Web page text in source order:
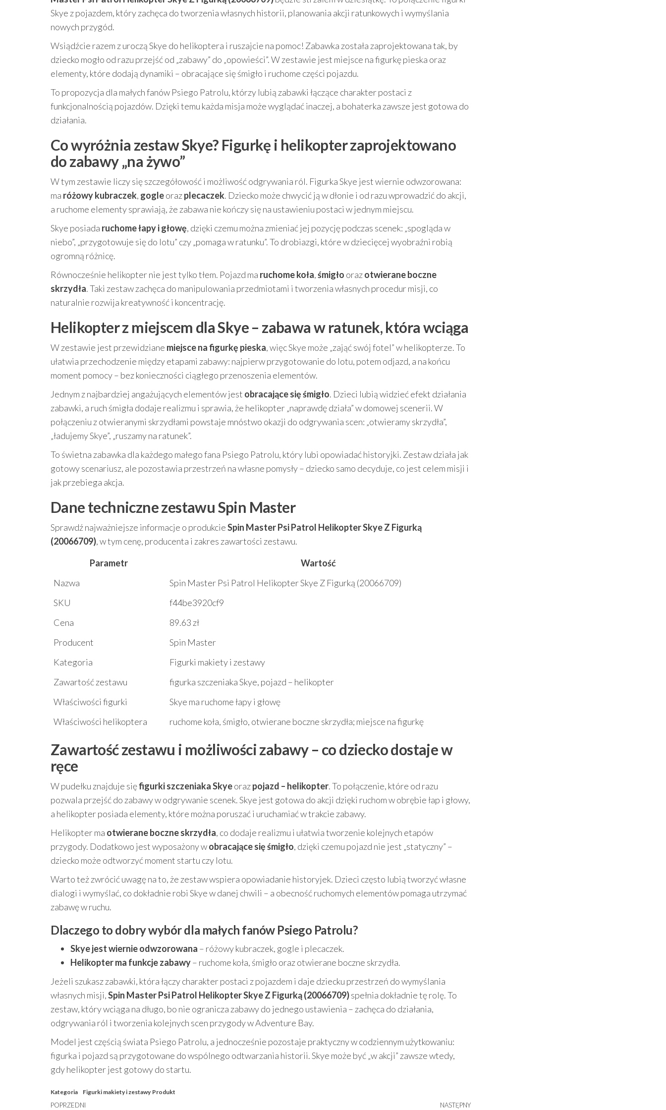
Skye z pojazdem, który zachęca do tworzenia własnych historii, planowania akcji ratunkowych i wymyślania
nowych przygód.
Wsiądźcie razem z uroczą Skye do helikoptera i ruszajcie na pomoc! Zabawka została zaprojektowana tak, by
dziecko mogło od razu przejść od „zabawy” do „opowieści”. W zestawie jest miejsce na figurkę pieska oraz
elementy, które dodają dynamiki – obracające się śmigło i ruchome części pojazdu.
To propozycja dla małych fanów Psiego Patrolu, którzy lubią zabawki łączące charakter postaci z
funkcjonalnością pojazdów. Dzięki temu każda misja może wyglądać inaczej, a bohaterka zawsze jest gotowa do
działania.
Co wyróżnia zestaw Skye? Figurkę i helikopter zaprojektowano
do zabawy „na żywo”
W tym zestawie liczy się szczegółowość i możliwość odgrywania ról. Figurka Skye jest wiernie odwzorowana:
ma różowy kubraczek, gogleorazplecaczek. Dziecko może chwycić ją w dłonie i od razu wprowadzić do akcji,
a ruchome elementy sprawiają, że zabawa nie kończy się na ustawieniu postaci w jednym miejscu.
Skye posiada ruchome łapy i głowę, dzięki czemu można zmieniać jej pozycję podczas scenek: „spogląda w
niebo”, „przygotowuje się do lotu” czy „pomaga w ratunku”. To drobiazgi, które w dziecięcej wyobraźni robią
ogromną różnicę.
Równocześnie helikopter nie jest tylko tłem. Pojazd ma ruchome koła,śmigło orazotwierane boczne
skrzydła. Taki zestaw zachęca do manipulowania przedmiotami i tworzenia własnych procedur misji, co
naturalnie rozwija kreatywność i koncentrację.
Helikopter z miejscem dla Skye – zabawa w ratunek, która wciąga
W zestawie jest przewidziane miejsce na figurkę pieska, więc Skye może „zająć swój fotel” w helikopterze. To
ułatwia przechodzenie między etapami zabawy: najpierw przygotowanie do lotu, potem odjazd, a na końcu
moment pomocy – bez konieczności ciągłego przenoszenia elementów.
Jednym z najbardziej angażujących elementów jest obracające się śmigło. Dzieci lubią widzieć efekt działania
zabawki, a ruch śmigła dodaje realizmu i sprawia, że helikopter „naprawdę działa” w domowej scenerii. W
połączeniu z otwieranymi skrzydłami powstaje mnóstwo okazji do odgrywania scen: „otwieramy skrzydła”,
„ładujemy Skye”, „ruszamy na ratunek”.
To świetna zabawka dla każdego małego fana Psiego Patrolu, który lubi opowiadać historyjki. Zestaw działa jak
gotowy scenariusz, ale pozostawia przestrzeń na własne pomysły – dziecko samo decyduje, co jest celem misji i
jak przebiega akcja.
Dane techniczne zestawu Spin Master
Sprawdź najważniejsze informacje o produkcieSpin Master Psi Patrol Helikopter Skye Z Figurką
(20066709), w tym cenę, producenta i zakres zawartości zestawu.
Parametr
Wartość
Nazwa
Spin Master Psi Patrol Helikopter Skye Z Figurką (20066709)
SKU
f44be3920cf9
Cena
89.63 zł
Producent
Spin Master
Kategoria
Figurki makiety i zestawy
Zawartość zestawu
figurka szczeniaka Skye, pojazd – helikopter
Właściwości figurki
Skye ma ruchome łapy i głowę
Właściwości helikoptera
ruchome koła, śmigło, otwierane boczne skrzydła; miejsce na figurkę
Zawartość zestawu i możliwości zabawy – co dziecko dostaje w
ręce
W pudełku znajduje sięfigurki szczeniaka Skyeorazpojazd – helikopter. To połączenie, które od razu
pozwala przejść do zabawy w odgrywanie scenek. Skye jest gotowa do akcji dzięki ruchom w obrębie łap i głowy,
a helikopter posiada elementy, które można poruszać i uruchamiać w trakcie zabawy.
Helikopter ma otwierane boczne skrzydła, co dodaje realizmu i ułatwia tworzenie kolejnych etapów
przygody. Dodatkowo jest wyposażony wobracające się śmigło, dzięki czemu pojazd nie jest „statyczny” –
dziecko może odtworzyć moment startu czy lotu.
Warto też zwrócić uwagę na to, że zestaw wspiera opowiadanie historyjek. Dzieci często lubią tworzyć własne
dialogi i wymyślać, co dokładnie robi Skye w danej chwili – a obecność ruchomych elementów pomaga utrzymać
zabawę w ruchu.
Dlaczego to dobry wybór dla małych fanów Psiego Patrolu?
Skye jest wiernie odwzorowana – różowy kubraczek, gogle i plecaczek.
Helikopter ma funkcje zabawy– ruchome koła, śmigło oraz otwierane boczne skrzydła.
Jeżeli szukasz zabawki, która łączy charakter postaci z pojazdem i daje dziecku przestrzeń do wymyślania
własnych misji,Spin Master Psi Patrol Helikopter Skye Z Figurką (20066709)spełnia dokładnie tę rolę. To
zestaw, który wciąga na długo, bo nie ogranicza zabawy do jednego ustawienia – zachęca do działania,
odgrywania ról i tworzenia kolejnych scen przygody w Adventure Bay.
Model jest częścią świata Psiego Patrolu, a jednocześnie pozostaje praktyczny w codziennym użytkowaniu:
figurka i pojazd są przygotowane do wspólnego odtwarzania historii. Skye może być „w akcji” zawsze wtedy,
gdy helikopter jest gotowy do startu.
Kategoria Figurki makiety i zestawy Produkt
Poprzedni
POPRZEDNI Następny
NASTĘPNY